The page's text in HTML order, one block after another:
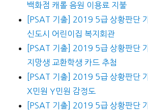
백화점 캐롤 음원 이용료 지불
[PSAT 기출] 2019 5급 상황판단
신도시 어린이집 복지회관
[PSAT 기출] 2019 5급 상황판단
지망생 교환학생 카드 추첨
[PSAT 기출] 2019 5급 상황판단
X민원 Y민원 감정도
[PSAT 기출] 2019 5급 상황판단